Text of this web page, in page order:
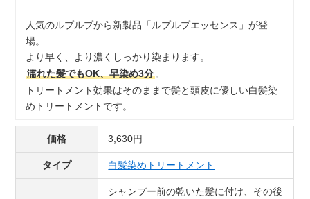
人気のルプルプから新製品「ルプルプエッセンス」が登
場。
より早く、より濃くしっかり染まります。
濡れた髪でもOK、早染め3分。
トリートメント効果はそのままで髪と頭皮に優しい白髪染
めトリートメントです。
価格 3,630円
タイプ 白髪染めトリートメント
シャンプー前の乾いた髪に付け、その後